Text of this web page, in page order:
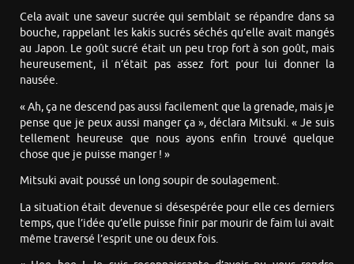
Cela avait une saveur sucrée qui semblait se répandre dans sa
bouche, rappelant les kakis sucrés séchés qu’elle avait mangés
au Japon. Le goût sucré était un peu trop fort à son goût, mais
heureusement, il n’était pas assez fort pour lui donner la
nausée.
« Ah, ça ne descend pas aussi facilement que la grenade, mais je
pense que je peux aussi manger ça », déclara Mitsuki. « Je suis
tellement heureuse que nous ayons enfin trouvé quelque
chose que je puisse manger ! »
Mitsuki avait poussé un long soupir de soulagement.
La situation était devenue si désespérée pour elle ces derniers
temps, que l’idée qu’elle puisse finir par mourir de faim lui avait
même traversé l’esprit une ou deux fois.